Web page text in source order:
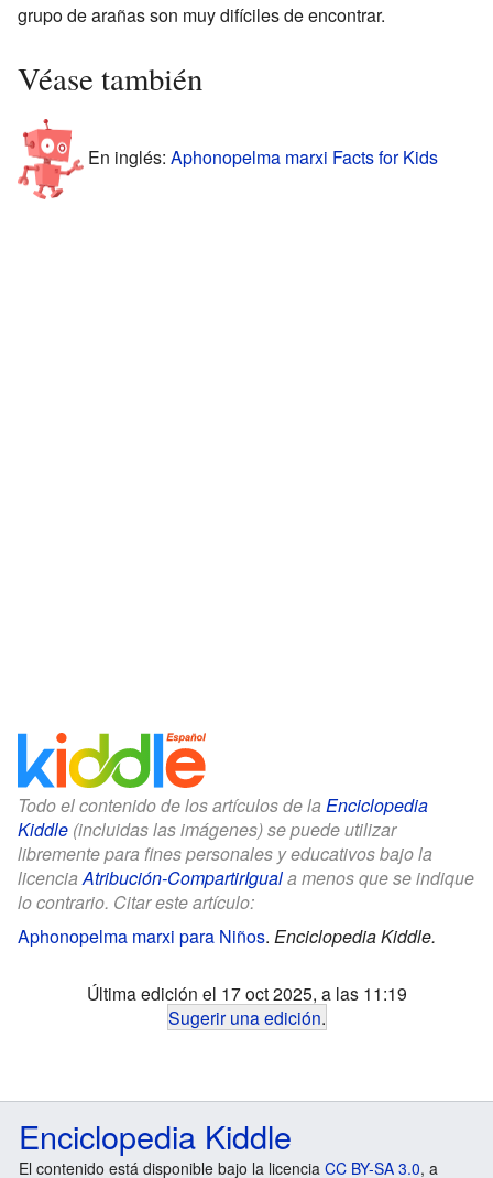
grupo de arañas son muy difíciles de encontrar.
Véase también
En inglés: Aphonopelma marxi Facts for Kids
Todo el contenido de los artículos de la Enciclopedia
Kiddle (incluidas las imágenes) se puede utilizar
libremente para fines personales y educativos bajo la
licenciaAtribución-CompartirIguala menos que se indique
lo contrario. Citar este artículo:
Aphonopelma marxi para Niños. Enciclopedia Kiddle.
Última edición el 17 oct 2025, a las 11:19
Sugerir una edición.
Enciclopedia Kiddle
El contenido está disponible bajo la licencia CC BY-SA 3.0, a